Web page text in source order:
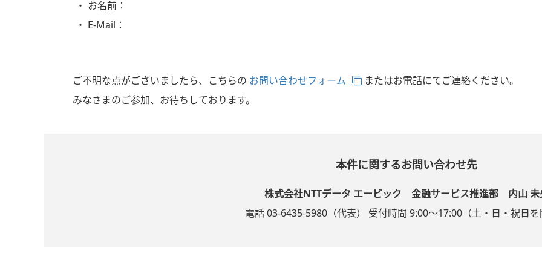
お名前：
E-Mail：
ご不明な点がございましたら、こちらの お問い合わせフォーム
またはお電話にてご連絡ください。
みなさまのご参加、お待ちしております。
本件に関するお問い合わせ先
株式会社NTTデータ エービック 金融サービス推進部 内山 未
電話 03-6435-5980（代表） 受付時間 9:00～17:00（土・日・祝日を